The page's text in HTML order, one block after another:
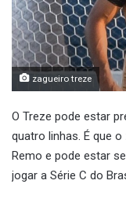
zagueiro treze
O Treze pode estar
quatro linhas. É que
Remo e pode estar
jogar a Série C do